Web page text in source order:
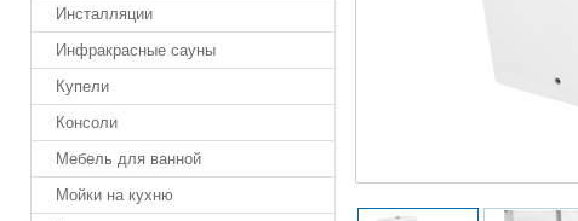
Инсталляции
Инфракрасные сауны
Купели
Консоли
Мебель для ванной
Мойки на кухню